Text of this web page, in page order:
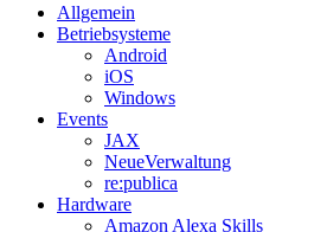
Allgemein
Betriebsysteme
Android
iOS
Windows
Events
JAX
NeueVerwaltung
re:publica
Hardware
Amazon Alexa Skills